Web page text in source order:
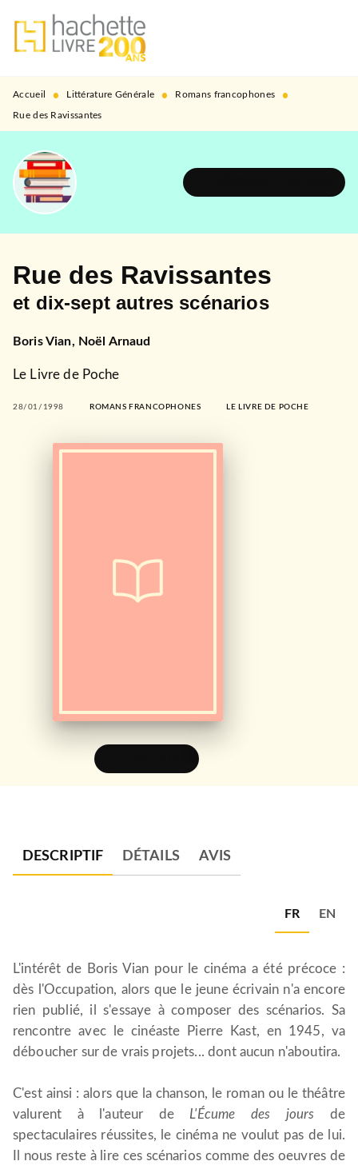
MENU RECHERCHE
PIED DE PAGE
Accueil • Littérature Générale • Romans francophones •
Rue des Ravissantes
Rue des Ravissantes
et dix-sept autres scénarios
Boris Vian, Noël Arnaud
Le Livre de Poche
28/01/1998 ROMANS FRANCOPHONES LE LIVRE DE POCHE
DESCRIPTIF DÉTAILS AVIS
FR EN
L'intérêt de Boris Vian pour le cinéma a été précoce :
dès l'Occupation, alors que le jeune écrivain n'a encore
rien publié, il s'essaye à composer des scénarios. Sa
rencontre avec le cinéaste Pierre Kast, en 1945, va
déboucher sur de vrais projets... dont aucun n'aboutira.
C'est ainsi : alors que la chanson, le roman ou le théâtre
valurent à l'auteur de L'Écume des jours de
spectaculaires réussites, le cinéma ne voulut pas de lui.
Il nous reste à lire ces scénarios comme des oeuvres de